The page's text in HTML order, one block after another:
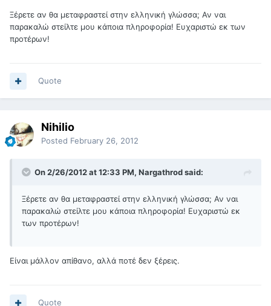
Ξέρετε αν θα μεταφραστεί στην ελληνική γλώσσα; Αν ναι
παρακαλώ στείλτε μου κάποια πληροφορία! Ευχαριστώ εκ των
προτέρων!
Quote
Nihilio
Posted February 26, 2012
On 2/26/2012 at 12:33 PM, Nargathrod said:
Ξέρετε αν θα μεταφραστεί στην ελληνική γλώσσα; Αν ναι
παρακαλώ στείλτε μου κάποια πληροφορία! Ευχαριστώ εκ
των προτέρων!
Είναι μάλλον απίθανο, αλλά ποτέ δεν ξέρεις.
Quote